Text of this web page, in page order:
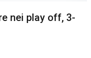
nei play off, 3-